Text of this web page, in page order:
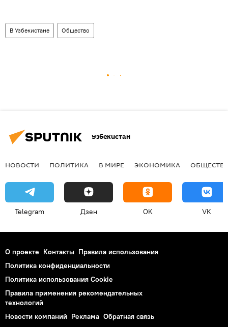
В Узбекистане Общество
Узбекистан
НОВОСТИ ПОЛИТИКА В МИРЕ ЭКОНОМИКА
Telegram Дзен OK VK
О проекте Контакты Правила использования
Политика конфиденциальности
Политика использования Cookie
Правила применения рекомендательных
технологий
Новости компаний Реклама Обратная связь